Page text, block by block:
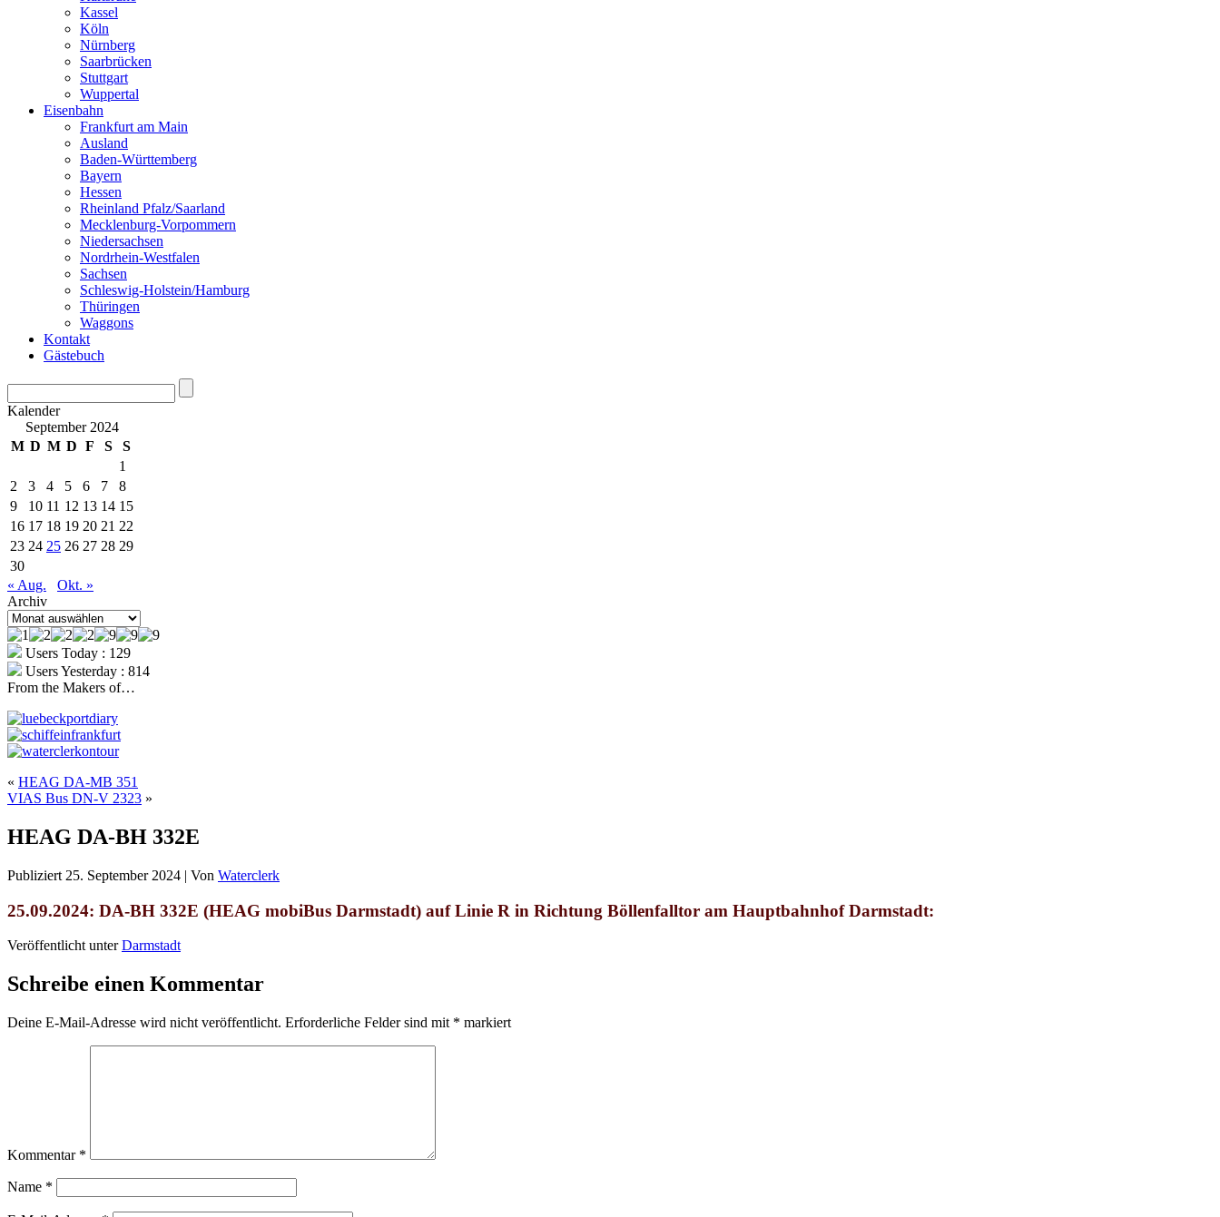
Kassel
Köln
Nürnberg
Saarbrücken
Stuttgart
Wuppertal
Eisenbahn
Frankfurt am Main
Ausland
Baden-Württemberg
Bayern
Hessen
Rheinland Pfalz/Saarland
Mecklenburg-Vorpommern
Niedersachsen
Nordrhein-Westfalen
Sachsen
Schleswig-Holstein/Hamburg
Thüringen
Waggons
Kontakt
Gästebuch
Kalender
September 2024
M D M D F S
S
1
2
3 4 5 6 7
8
9
10 11 12 13 14 15
16 17 18 19 20 21 22
23 24 25 26 27 28 29
30
« Aug.
Okt. »
Archiv
Archiv
Users Today : 129
Users Yesterday : 814
From the Makers of…
« HEAG DA-MB 351
VIAS Bus DN-V 2323 »
HEAG DA-BH 332E
Publiziert 25. September 2024 | Von Waterclerk
25.09.2024: DA-BH 332E (HEAG mobiBus Darmstadt) auf Linie R in Richtung Böllenfalltor am Hauptbahnhof Darmstadt:
Veröffentlicht unter Darmstadt
Schreibe einen Kommentar
Deine E-Mail-Adresse wird nicht veröffentlicht. Erforderliche Felder sind mit * markiert
Kommentar *
Name *